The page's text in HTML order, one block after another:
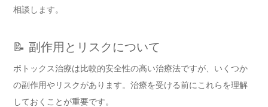
相談します。
📝 副作用とリスクについて
ボトックス治療は比較的安全性の高い治療法ですが、いくつか
の副作用やリスクがあります。治療を受ける前にこれらを理解
しておくことが重要です。